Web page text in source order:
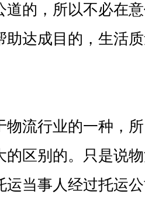
道的，所以不必在
助达成目的，生活
物流行业的一种，
的区别的。只是说
运当事人经过托运